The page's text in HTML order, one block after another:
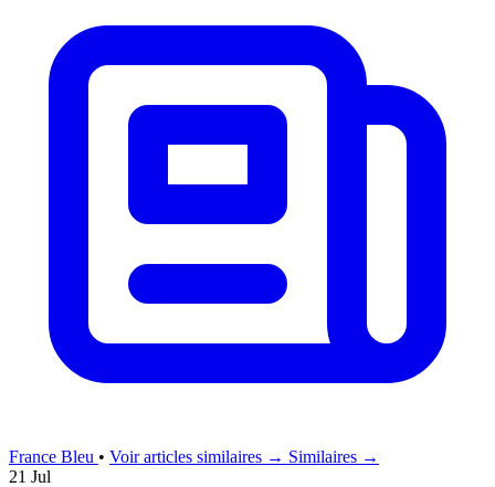
France Bleu • Voir articles similaires → Similaires →
21 Jul